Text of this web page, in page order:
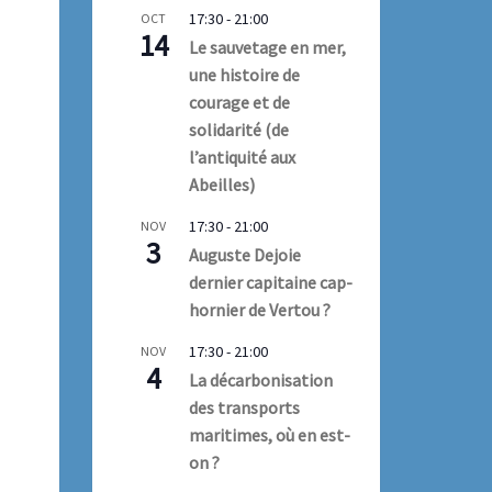
OCT
14
17:30- 21:00
Le sauvetage en mer,
une histoire de
courage et de
solidarité (de
l’antiquité aux
Abeilles)
NOV
3
17:30- 21:00
Auguste Dejoie
dernier capitaine cap-
hornier de Vertou ?
NOV
4
17:30- 21:00
La décarbonisation
des transports
maritimes, où en est-
on ?